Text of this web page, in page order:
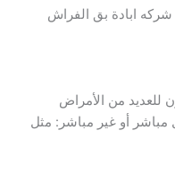
شركه ابادة بق الفراش
من الأمراض
مباشر أو غير مباشر: مثل